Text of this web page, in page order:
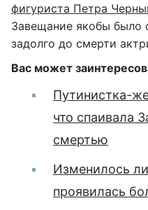
фигуриста Петра
Завещание якобы было
задолго до смерти
Вас может
Путинистка-
что спаивала
смертью
Изменилось
проявилась